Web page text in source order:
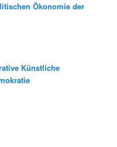
Ökonomie der
Künstliche